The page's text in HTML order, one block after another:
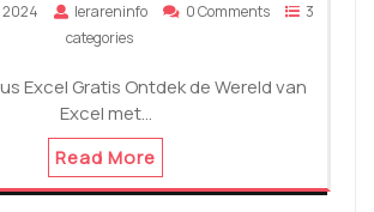
2024 lerareninfo 0 Comments
3
categories
Excel Gratis Ontdek de Wereld van
Excel met…
Read More